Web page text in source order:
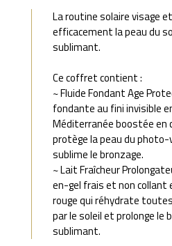
La routine solaire visage
efficacement la peau du
sublimant.
Ce coffret contient :
~ Fluide Fondant Age
fondante au fini invisible
Méditerranée boostée en
protège la peau du
sublime le bronzage.
~ Lait Fraîcheur
en-gel frais et non collant
rouge qui réhydrate
par le soleil et prolonge le
sublimant.